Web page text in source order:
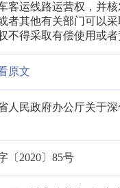
车客运线路运营权，并
者其他有关部门可以
不得采取有偿使用或
原文
省人民政府办公厅关于
〔2020〕85号